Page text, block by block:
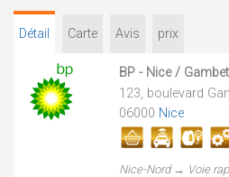
Détail Carte Avis prix
BP - Nice /
123, boulevard
06000 Nice
Nice-Nord → Voie